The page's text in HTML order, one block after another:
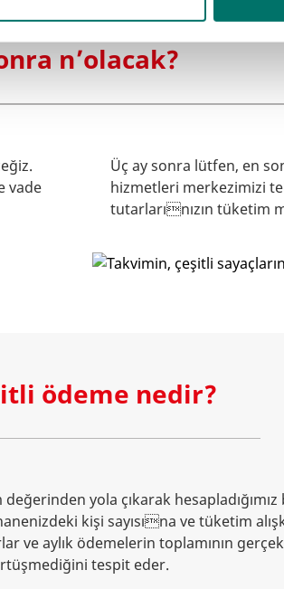
n’olacak?
vade
Üç ay sonra lütfen, en
hizmetleri merkezimizi
tutarlarınızın tüketim
ödeme nedir?
yola çıkarak
kişi sayısına ve tüketim
ve aylık ödemelerin toplamının
tespit eder.